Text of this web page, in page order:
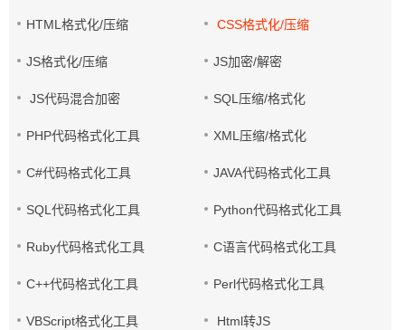
HTML格式化/压缩 CSS格式化/压缩
JS格式化/压缩 JS加密/解密
JS代码混合加密 SQL压缩/格式化
PHP代码格式化工具 XML压缩/格式化
C#代码格式化工具 JAVA代码格式化工具
SQL代码格式化工具 Python代码格式化工具
Ruby代码格式化工具 C语言代码格式化工具
C++代码格式化工具 Perl代码格式化工具
VBScript格式化工具 Html转JS